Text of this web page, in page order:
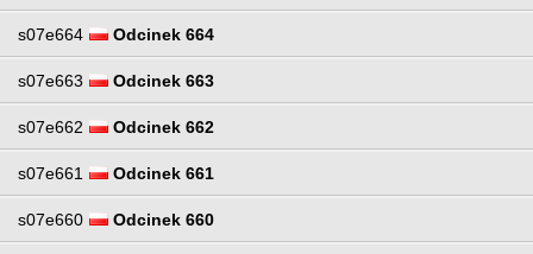
s07e664 Odcinek 664
s07e663 Odcinek 663
s07e662 Odcinek 662
s07e661 Odcinek 661
s07e660 Odcinek 660